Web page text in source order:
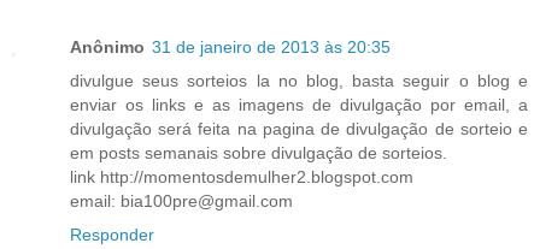
Anônimo 31 de janeiro de 2013 às 20:35
divulgue seus sorteios la no blog, basta seguir o blog e
enviar os links e as imagens de divulgação por email, a
divulgação será feita na pagina de divulgação de sorteio e
em posts semanais sobre divulgação de sorteios.
link http://momentosdemulher2.blogspot.com
email: bia100pre@gmail.com
Responder